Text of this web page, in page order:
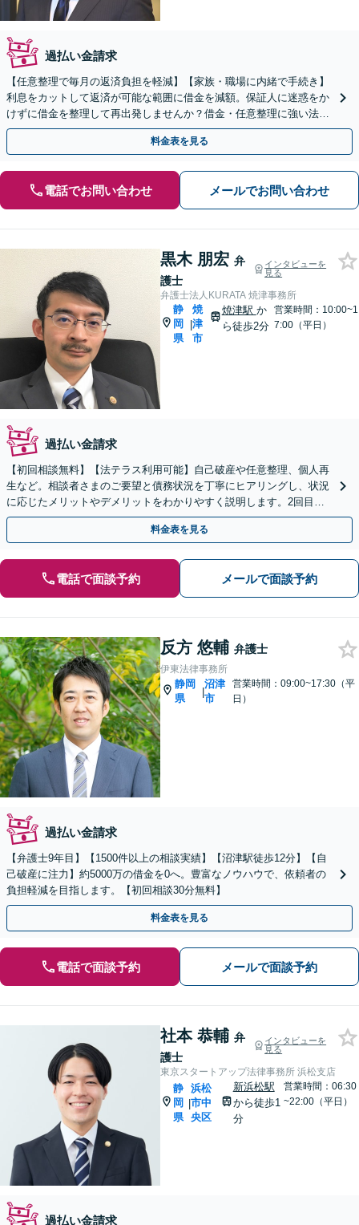
過払い金請求
【任意整理で毎月の返済負担を軽減】【家族・職場に内緒で手続き】
利息をカットして返済が可能な範囲に借金を減額。保証人に迷惑をか
けずに借金を整理して再出発しませんか？借金・任意整理に強い法律
事務所【実績5,000件以上】【財産を残して借金整理】
料金表を見る
電話でお問い合わせ メールでお問い合わせ
黒木 朋宏 弁
護士
インタビューを
見る
弁護士法人KURATA 焼津事務所
静
岡
県
|
焼
津
市
焼津駅 か
ら徒歩2分
営業時間：10:00~1
7:00（平日）
過払い金請求
【初回相談無料】【法テラス利用可能】自己破産や任意整理、個人再
生など。相談者さまのご要望と債務状況を丁寧にヒアリングし、状況
に応じたメリットやデメリットをわかりやすく説明します。2回目の
債務整理も対応可能です【焼津駅2分】
料金表を見る
電話で面談予約 メールで面談予約
反方 悠輔 弁護士
伊東法律事務所
静岡
県
|
沼津
市
営業時間：09:00~17:30（平
日）
過払い金請求
【弁護士9年目】【1500件以上の相談実績】【沼津駅徒歩12分】【自
己破産に注力】約5000万の借金を0へ。豊富なノウハウで、依頼者の
負担軽減を目指します。【初回相談30分無料】
料金表を見る
電話で面談予約 メールで面談予約
社本 恭輔 弁
護士
インタビューを
見る
東京スタートアップ法律事務所 浜松支店
静
岡
県
|
浜松
市中
央区
新浜松駅
から徒歩1
分
営業時間：06:30
~22:00（平日）
過払い金請求